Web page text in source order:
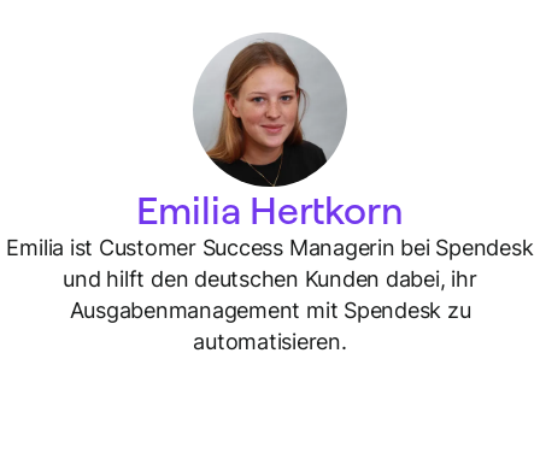
Emilia Hertkorn
Emilia ist Customer Success Managerin bei Spendesk
und hilft den deutschen Kunden dabei, ihr
Ausgabenmanagement mit Spendesk zu
automatisieren.